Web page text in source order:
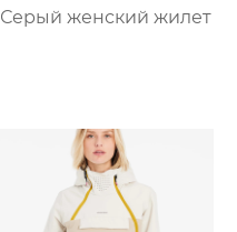
Серый женский жилет